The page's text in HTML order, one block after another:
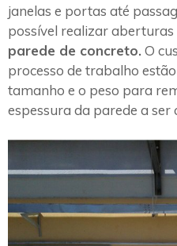
janelas e portas até
possível realizar aberturas
parede de concreto. O
processo de trabalho
tamanho e o peso para
espessura da parede a ser